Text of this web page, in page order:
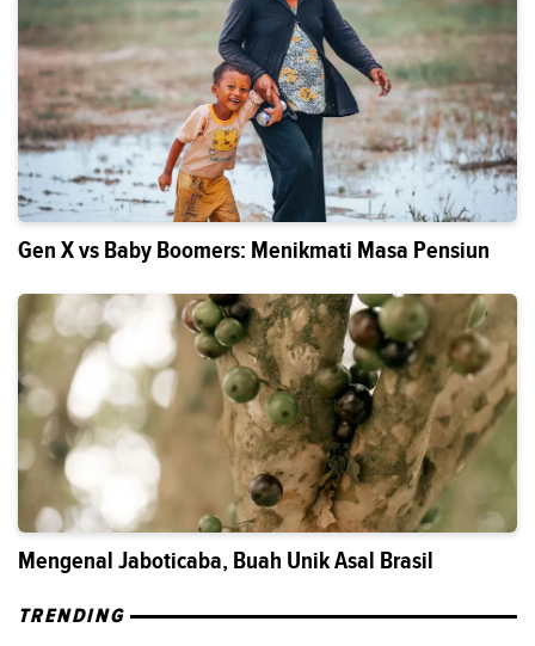
Gen X vs Baby Boomers: Menikmati Masa Pensiun
Mengenal Jaboticaba, Buah Unik Asal Brasil
TRENDING